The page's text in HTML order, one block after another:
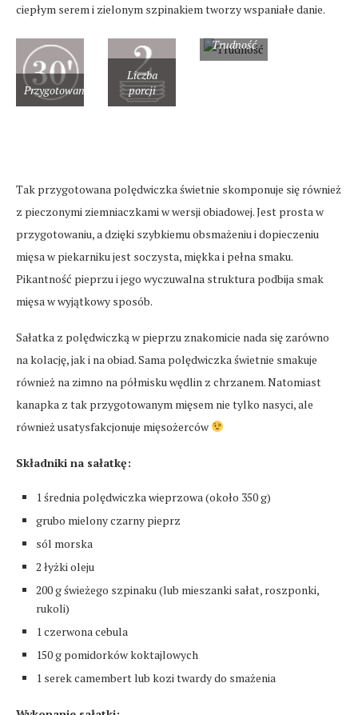
ciepłym serem i zielonym szpinakiem tworzy wspaniałe danie.
Przygotowanie
Liczba
porcji
Trudność
Tak przygotowana polędwiczka świetnie skomponuje się również
z pieczonymi ziemniaczkami w wersji obiadowej. Jest prosta w
przygotowaniu, a dzięki szybkiemu obsmażeniu i dopieczeniu
mięsa w piekarniku jest soczysta, miękka i pełna smaku.
Pikantność pieprzu i jego wyczuwalna struktura podbija smak
mięsa w wyjątkowy sposób.
Sałatka z polędwiczką w pieprzu znakomicie nada się zarówno
na kolację, jak i na obiad. Sama polędwiczka świetnie smakuje
również na zimno na półmisku wędlin z chrzanem. Natomiast
kanapka z tak przygotowanym mięsem nie tylko nasyci, ale
również usatysfakcjonuje mięsożerców
Składniki na sałatkę:
1 średnia polędwiczka wieprzowa (około 350 g)
grubo mielony czarny pieprz
sól morska
2 łyżki oleju
200 g świeżego szpinaku (lub mieszanki sałat, roszponki,
rukoli)
1 czerwona cebula
150 g pomidorków koktajlowych
1 serek camembert lub kozi twardy do smażenia